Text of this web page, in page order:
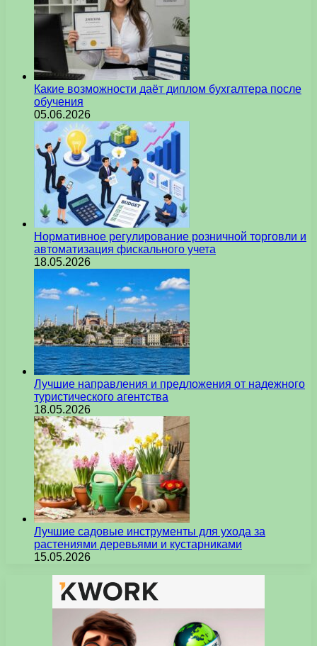
Какие возможности даёт диплом бухгалтера после
обучения
05.06.2026
Нормативное регулирование розничной торговли и
автоматизация фискального учета
18.05.2026
Лучшие направления и предложения от надежного
туристического агентства
18.05.2026
Лучшие садовые инструменты для ухода за
растениями деревьями и кустарниками
15.05.2026